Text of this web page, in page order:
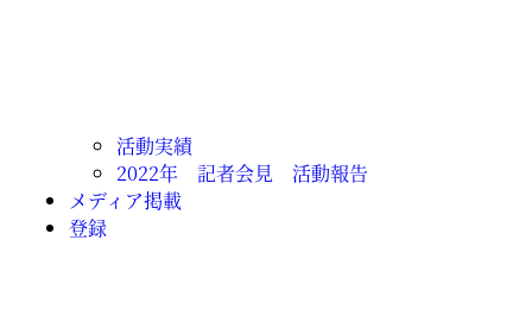
活動実績
2022年 記者会見 活動報告
メディア掲載
登録